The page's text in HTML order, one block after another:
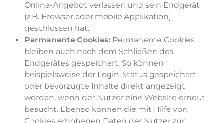
Online-Angebot verlassen und sein Endgerät
(z.B. Browser oder mobile Applikation)
geschlossen hat.
Permanente Cookies: Permanente Cookies
bleiben auch nach dem Schließen des
Endgerätes gespeichert. So können
beispielsweise der Login-Status gespeichert
oder bevorzugte Inhalte direkt angezeigt
werden, wenn der Nutzer eine Website erneut
besucht. Ebenso können die mit Hilfe von
Cookies erhobenen Daten der Nutzer zur